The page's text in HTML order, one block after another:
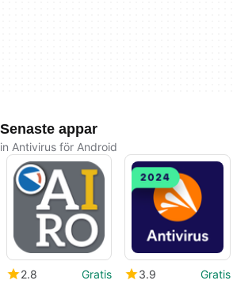
Senaste appar
in Antivirus för Android
2.8
Gratis
3.9
Gratis